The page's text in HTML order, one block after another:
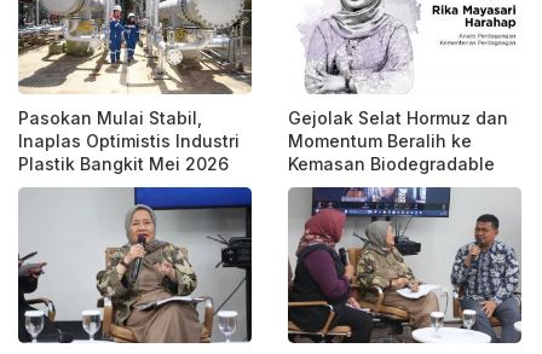
Pasokan Mulai Stabil,
Inaplas Optimistis Industri
Plastik Bangkit Mei 2026
Gejolak Selat Hormuz dan
Momentum Beralih ke
Kemasan Biodegradable